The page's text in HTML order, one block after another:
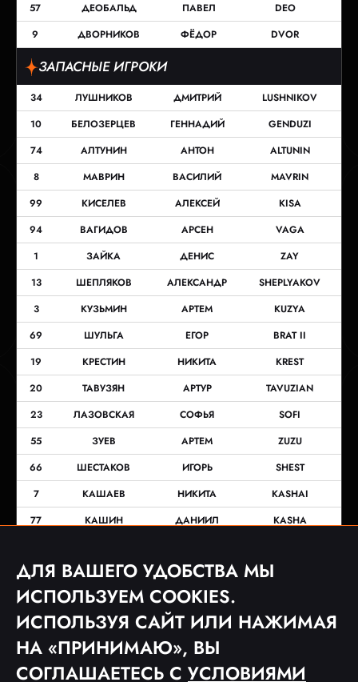
57
ДЕОБАЛЬД ПАВЕЛ
DEO
9
ДВОРНИКОВ ФЁДОР DVOR
ЗАПАСНЫЕ ИГРОКИ
34 ЛУШНИКОВ ДМИТРИЙ
LUSHNIKOV
10
БЕЛОЗЕРЦЕВ ГЕННАДИЙ
GENDUZI
74
АЛТУНИН АНТОН
ALTUNIN
8
МАВРИН ВАСИЛИЙ
MAVRIN
99
КИСЕЛЕВ АЛЕКСЕЙ
KISA
94
ВАГИДОВ АРСЕН
VAGA
1
ЗАЙКА ДЕНИС
ZAY
13
ШЕПЛЯКОВ АЛЕКСАНДР
SHEPLYAKOV
3
КУЗЬМИН АРТЕМ
KUZYA
69
ШУЛЬГА ЕГОР
BRAT II
19
КРЕСТИН НИКИТА
KREST
20
ТАВУЗЯН АРТУР
TAVUZIAN
23
ЛАЗОВСКАЯ СОФЬЯ
SOFI
55
ЗУЕВ АРТЕМ
ZUZU
66
ШЕСТАКОВ ИГОРЬ
SHEST
7
КАШАЕВ НИКИТА
KASHAI
77
КАШИН ДАНИИЛ
KASHA
333
МАРУТЯН ЭДГАР
ДЛЯ ВАШЕГО УДОБСТВА МЫ
ИСПОЛЬЗУЕМ COOKIES.
ИСПОЛЬЗУЯ САЙТ ИЛИ НАЖИМАЯ
НА «ПРИНИМАЮ», ВЫ
СОГЛАШАЕТЕСЬ С УСЛОВИЯМИ